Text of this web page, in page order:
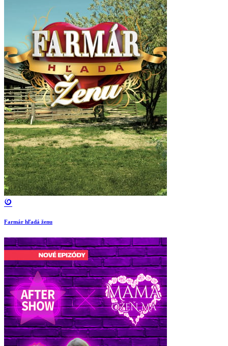
Farmár hľadá ženu